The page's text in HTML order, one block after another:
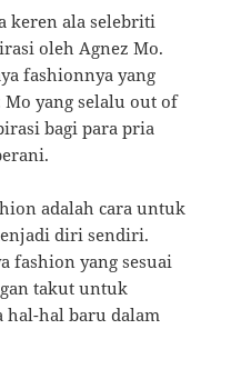
keren ala selebriti
oleh Agnez Mo.
fashionnya yang
Mo yang selalu out of
bagi para pria
adalah cara untuk
diri sendiri.
fashion yang sesuai
takut untuk
hal-hal baru dalam